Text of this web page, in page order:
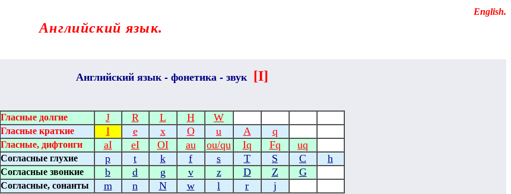
English.
-Английский язык.
Английский язык - фонетика - звук [I]
Гласные долгие J R L H W
Гласные краткие I e x O u A q
Гласные, дифтонги aI eI OI au ou/qu Iq Fq uq
Согласные глухие p t k f s T S C h
Согласные звонкие b d g v z D Z G
Согласные, сонанты m n N w l r j